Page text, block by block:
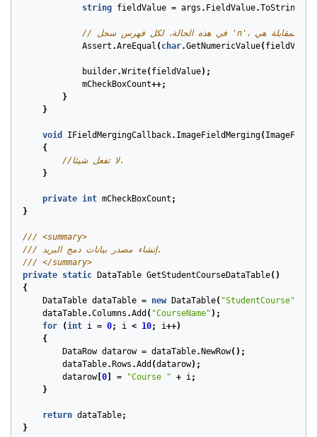
string fieldValue = args . FieldValue.ToString
Assert .AreEqual ( char.GetNumericValue( fieldValue
builder.Write( fieldValue);
mCheckBoxCount++;
}
}
void IFieldMergingCallback. ImageFieldMerging(
{
//لا تفعل شيئا.
}
private int mCheckBoxCount ;
}
/// <summary>
/// إنشاء مصدر بيانات دمج البريد.
/// </summary>
private static DataTable GetStudentCourseDataTable()
{
DataTable dataTable = new DataTable( "StudentCourse"
dataTable.Columns .Add ( "CourseName" );
for
(int i = 0; i < 10; i++)
{
DataRow datarow = dataTable. NewRow();
dataTable. Rows .Add (datarow);
datarow[ 0 = "Course " + i;
}
return dataTable;
}